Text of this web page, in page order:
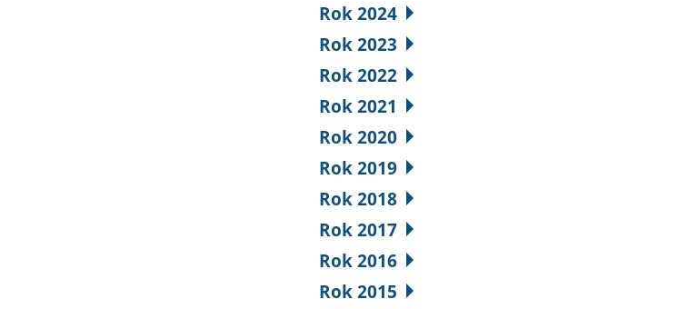
Rok 2024
Rok 2023
Rok 2022
Rok 2021
Rok 2020
Rok 2019
Rok 2018
Rok 2017
Rok 2016
Rok 2015